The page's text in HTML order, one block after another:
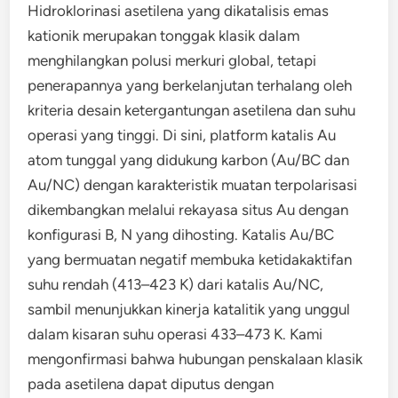
Hidroklorinasi asetilena yang dikatalisis emas
kationik merupakan tonggak klasik dalam
menghilangkan polusi merkuri global, tetapi
penerapannya yang berkelanjutan terhalang oleh
kriteria desain ketergantungan asetilena dan suhu
operasi yang tinggi. Di sini, platform katalis Au
atom tunggal yang didukung karbon (Au/BC dan
Au/NC) dengan karakteristik muatan terpolarisasi
dikembangkan melalui rekayasa situs Au dengan
konfigurasi B, N yang dihosting. Katalis Au/BC
yang bermuatan negatif membuka ketidakaktifan
suhu rendah (413–423 K) dari katalis Au/NC,
sambil menunjukkan kinerja katalitik yang unggul
dalam kisaran suhu operasi 433–473 K. Kami
mengonfirmasi bahwa hubungan penskalaan klasik
pada asetilena dapat diputus dengan